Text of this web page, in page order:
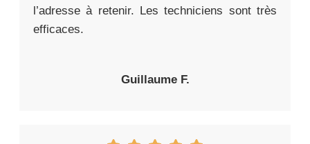
l’adresse à retenir. Les techniciens sont très
efficaces.
Guillaume F.